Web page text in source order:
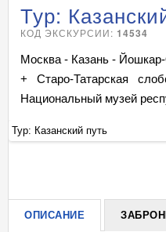
Тур:
КОД ЭКСКУРСИИ: 14534
Москва - Казань -
+ Старо-Татарская
Национальный музей
Тур: Казанский путь
ОПИСАНИЕ